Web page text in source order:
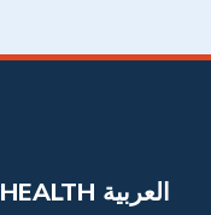
AVRORA HEALTH العربية